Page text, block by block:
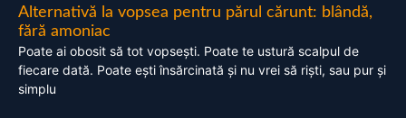
Alternativă la vopsea pentru părul cărunt: blândă,
fără amoniac
Poate ai obosit să tot vopsești. Poate te ustură scalpul de
fiecare dată. Poate ești însărcinată și nu vrei să riști, sau pur și
simplu